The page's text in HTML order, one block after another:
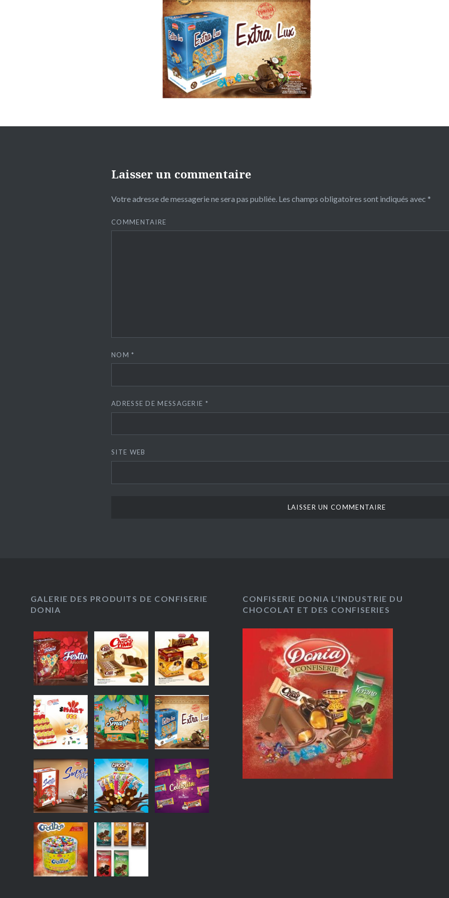
Laisser un commentaire
Votre adresse de messagerie ne sera pas publiée. Les champs obligatoires sont indiqués avec *
COMMENTAIRE
NOM*
ADRESSE DE MESSAGERIE *
SITE WEB
GALERIE DES PRODUITS DE CONFISERIE
DONIA
CONFISERIE DONIA L’INDUSTRIE DU
CHOCOLAT ET DES CONFISERIES